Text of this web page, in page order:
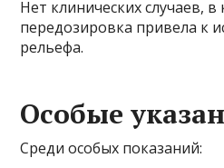
Нет клинических случаев,
передозировка привела к
рельефа.
Особые
Среди особых показаний: